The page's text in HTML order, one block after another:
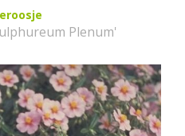
Plenum'